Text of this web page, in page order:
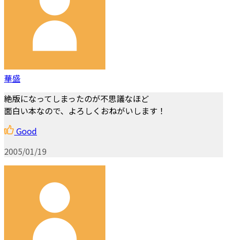
華盛
絶版になってしまったのが不思議なほど
面白い本なので、よろしくおねがいします！
Good
2005/01/19